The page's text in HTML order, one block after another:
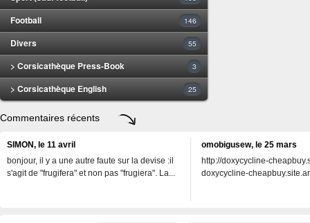
Football 146
Divers 55
> Corsicathèque Press-Book 3
> Corsicathèque English 25
Commentaires récents
SIMON, le 11 avril
bonjour, il y a une autre faute sur la devise :il
s'agit de "frugifera" et non pas "frugiera". La...
omobigusew, le 25 mars
http://doxycycline-
doxycycline-